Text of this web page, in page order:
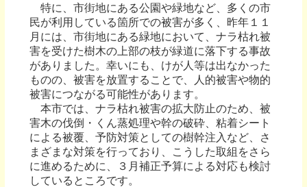
特に、市街地にある公園や緑地など、多くの市
民が利用している箇所での被害が多く、昨年１１
月には、市街地にある緑地において、ナラ枯れ被
害を受けた樹木の上部の枝が緑道に落下する事故
がありました。幸いにも、けが人等は出なかった
ものの、被害を放置することで、人的被害や物的
被害につながる可能性があります。
本市では、ナラ枯れ被害の拡大防止のため、被
害木の伐倒・くん蒸処理や幹の破砕、粘着シート
による被覆、予防対策としての樹幹注入など、さ
まざまな対策を行っており、こうした取組をさら
に進めるために、３月補正予算による対応も検討
しているところです。